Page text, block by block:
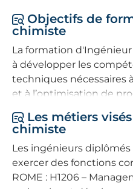
Objectifs de
chimiste
La formation d'Ingénieur
à développer les
techniques nécessaires
et à l’optimisation de
problématiques
identifieront des
renouvelable,
procédés innovants, et
matériaux
Les métiers
chimiste
Les ingénieurs diplômés
exercer des fonctions
ROME : H1206 –